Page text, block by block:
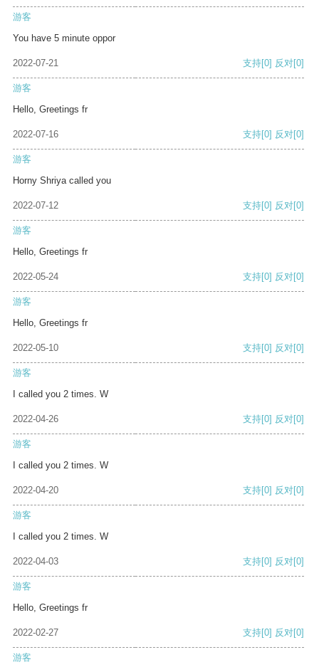
游客
You have 5 minute oppor
2022-07-21 支持[0] 反对[0]
游客
Hello, Greetings fr
2022-07-16 支持[0] 反对[0]
游客
Horny Shriya called you
2022-07-12 支持[0] 反对[0]
游客
Hello, Greetings fr
2022-05-24 支持[0] 反对[0]
游客
Hello, Greetings fr
2022-05-10 支持[0] 反对[0]
游客
I called you 2 times. W
2022-04-26 支持[0] 反对[0]
游客
I called you 2 times. W
2022-04-20 支持[0] 反对[0]
游客
I called you 2 times. W
2022-04-03 支持[0] 反对[0]
游客
Hello, Greetings fr
2022-02-27 支持[0] 反对[0]
游客